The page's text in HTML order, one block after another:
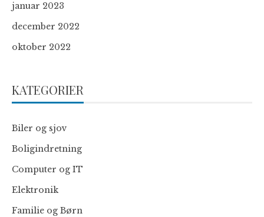
januar 2023
december 2022
oktober 2022
KATEGORIER
Biler og sjov
Boligindretning
Computer og IT
Elektronik
Familie og Børn